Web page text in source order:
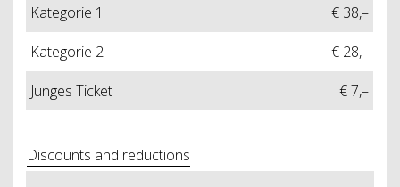
Kategorie 1
€ 38,–
Kategorie 2
€ 28,–
Junges Ticket
€ 7,–
Discounts and reductions